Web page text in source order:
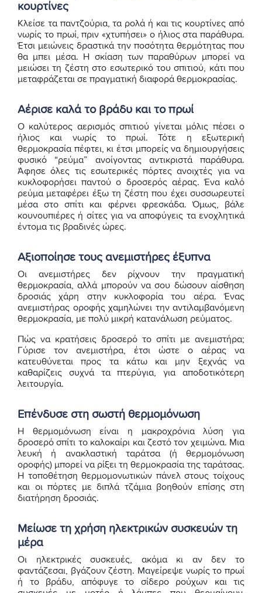
κουρτίνες
Κλείσε τα παντζούρια, τα ρολά ή και τις κουρτίνες από
νωρίς το πρωί, πριν «χτυπήσει» ο ήλιος στα παράθυρα.
Έτσι μειώνεις δραστικά την ποσότητα θερμότητας που
θα μπει μέσα. Η σκίαση των παραθύρων μπορεί να
μειώσει τη ζέστη στο εσωτερικό του σπιτιού, κάτι που
μεταφράζεται σε πραγματική διαφορά θερμοκρασίας.
Αέρισε καλά το βράδυ και το πρωί
Ο καλύτερος αερισμός σπιτιού γίνεται μόλις πέσει ο
ήλιος και νωρίς το πρωί. Τότε η εξωτερική
θερμοκρασία πέφτει, κι έτσι μπορείς να δημιουργήσεις
φυσικό “ρεύμα” ανοίγοντας αντικριστά παράθυρα.
Άφησε όλες τις εσωτερικές πόρτες ανοιχτές για να
κυκλοφορήσει παντού ο δροσερός αέρας. Ένα καλό
ρεύμα μεταφέρει έξω τη ζέστη που έχει συσσωρευτεί
μέσα στο σπίτι και φέρνει φρεσκάδα. Όμως, βάλε
κουνουπιέρες ή σίτες για να αποφύγεις τα ενοχλητικά
έντομα τις βραδινές ώρες.
Αξιοποίησε τους ανεμιστήρες έξυπνα
Οι ανεμιστήρες δεν ρίχνουν την πραγματική
θερμοκρασία, αλλά μπορούν να σου δώσουν αίσθηση
δροσιάς χάρη στην κυκλοφορία του αέρα. Ένας
ανεμιστήρας οροφής χαμηλώνει την αντιλαμβανόμενη
θερμοκρασία, με πολύ μικρή κατανάλωση ρεύματος.
Πώς να κρατήσεις δροσερό το σπίτι με ανεμιστήρα;
Γύρισε τον ανεμιστήρα, έτσι ώστε ο αέρας να
κατευθύνεται προς τα κάτω και μην ξεχνάς να
καθαρίζεις συχνά τα πτερύγια, για αποδοτικότερη
λειτουργία.
Επένδυσε στη σωστή θερμομόνωση
Η θερμομόνωση είναι η μακροχρόνια λύση για
δροσερό σπίτι το καλοκαίρι και ζεστό τον χειμώνα. Μια
λευκή ή ανακλαστική ταράτσα (ή θερμομόνωση
οροφής) μπορεί να ρίξει τη θερμοκρασία της ταράτσας.
Η τοποθέτηση θερμομονωτικών πάνελ στους τοίχους
και οι πόρτες με διπλά τζάμια βοηθούν επίσης στη
διατήρηση δροσιάς.
Μείωσε τη χρήση ηλεκτρικών συσκευών τη
μέρα
Οι ηλεκτρικές συσκευές, ακόμα κι αν δεν το
φαντάζεσαι, βγάζουν ζέστη. Μαγείρεψε νωρίς το πρωί
ή το βράδυ, απόφυγε το σίδερο ρούχων και τις